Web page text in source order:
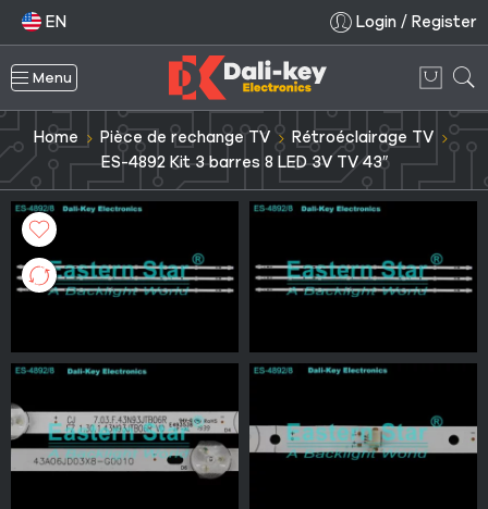
EN Login / Register
Menu
Home Pièce de rechange TV
Rétroéclairage TV
ES-4892 Kit 3 barres 8 LED 3V TV 43″